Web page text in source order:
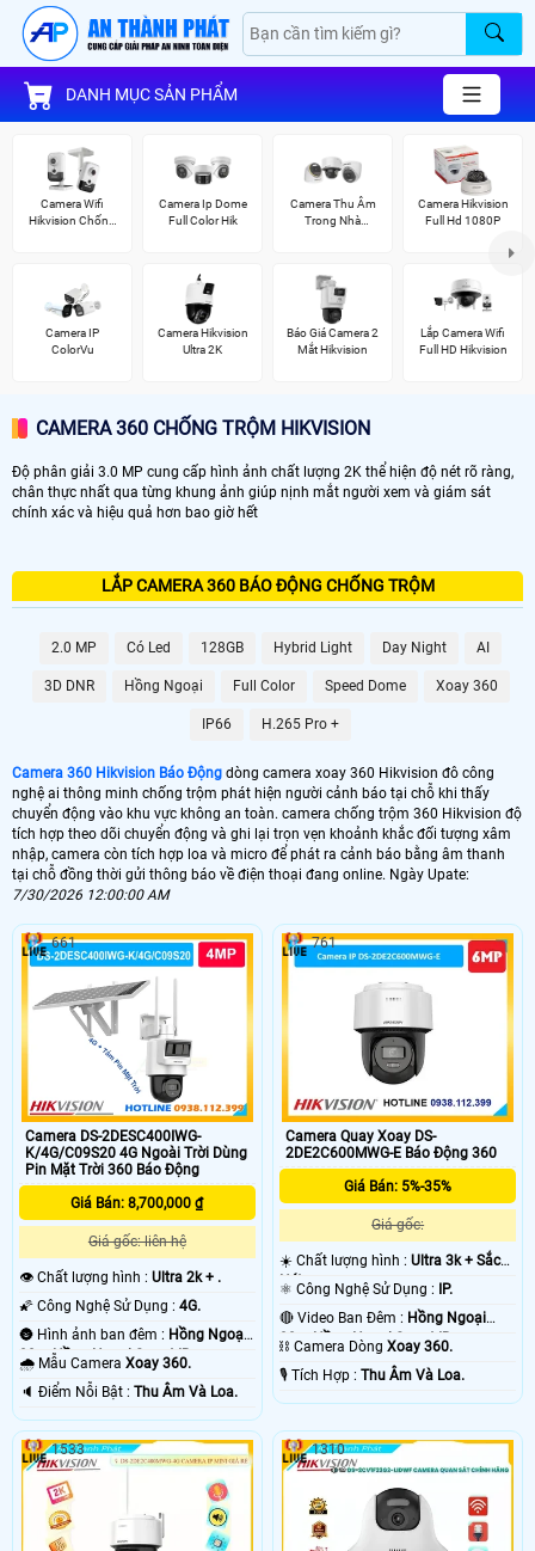
DANH MỤC SẢN PHẨM
Camera Wifi
Hikvision Chống
Camera Ip Dome
Full Color Hik
Camera Thu Âm
Trong Nhà
Camera Hikvision
Full Hd 1080P
Camera IP
ColorVu
Camera Hikvision
Ultra 2K
Báo Giá Camera 2
Mắt Hikvision
Lắp Camera Wifi
Full HD Hikvision
CAMERA 360 CHỐNG TRỘM HIKVISION
Độ phân giải 3.0 MP cung cấp hình ảnh chất lượng 2K thể hiện độ nét rõ ràng,
chân thực nhất qua từng khung ảnh giúp nịnh mắt người xem và giám sát
chính xác và hiệu quả hơn bao giờ hết
LẮP CAMERA 360 BÁO ĐỘNG CHỐNG TRỘM
2.0 MP Có Led 128GB Hybrid Light Day Night AI
3D DNR Hồng Ngoại Full Color Speed Dome Xoay 360
IP66 H.265 Pro +
Camera 360 Hikvision Báo Động dòng camera xoay 360 Hikvision đô công
nghệ ai thông minh chống trộm phát hiện người cảnh báo tại chỗ khi thấy
chuyển động vào khu vực không an toàn. camera chống trộm 360 Hikvision độ
tích hợp theo dõi chuyển động và ghi lại trọn vẹn khoảnh khắc đối tượng xâm
nhập, camera còn tích hợp loa và micro để phát ra cảnh báo bằng âm thanh
tại chỗ đồng thời gửi thông báo về điện thoại đang online. Ngày Upate:
7/30/2026 12:00:00 AM
Camera DS-2DESC400IWG-
K/4G/C09S20 4G Ngoài Trời Dùng
Pin Mặt Trời 360 Báo Động
Giá Bán: 8,700,000 ₫
Giá gốc: liên hệ
👁 Chất lượng hình : Ultra 2k + .
🌠 Công Nghệ Sử Dụng : 4G.
🌚 Hình ảnh ban đêm : Hồng Ngoại
30m Hồng Ngoại Smart IR.
🌧️ Mẫu Camera Xoay 360.
️🔈 Điểm Nỗi Bật : Thu Âm Và Loa.
661
Camera Quay Xoay DS-
2DE2C600MWG-E Báo Động 360
Giá Bán: 5%-35%
Giá gốc:
☀️ Chất lượng hình :Ultra 3k + Sắc
Nét .
⚛️ Công Nghệ Sử Dụng :
IP.
🔴 Video Ban Đêm : Hồng Ngoại
30m Hồng Ngoại Smart IR.
⛓ Camera DòngXoay 360.
️🎙 Tích Hợp :Thu Âm Và Loa.
761
1533 1310